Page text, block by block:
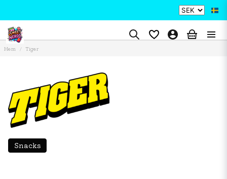
Hem Tiger
Snacks